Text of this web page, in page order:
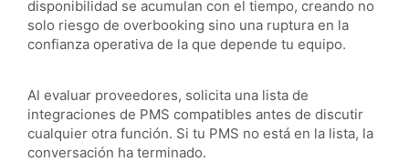
disponibilidad se acumulan con el tiempo, creando no
solo riesgo de overbooking sino una ruptura en la
confianza operativa de la que depende tu equipo.
Al evaluar proveedores, solicita una lista de
integraciones de PMS compatibles antes de discutir
cualquier otra función. Si tu PMS no está en la lista, la
conversación ha terminado.